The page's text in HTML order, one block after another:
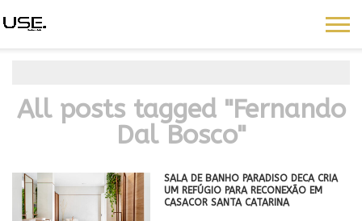
All posts tagged "Fernando
Dal Bosco"
SALA DE BANHO PARADISO DECA CRIA
UM REFÚGIO PARA RECONEXÃO EM
CASACOR SANTA CATARINA